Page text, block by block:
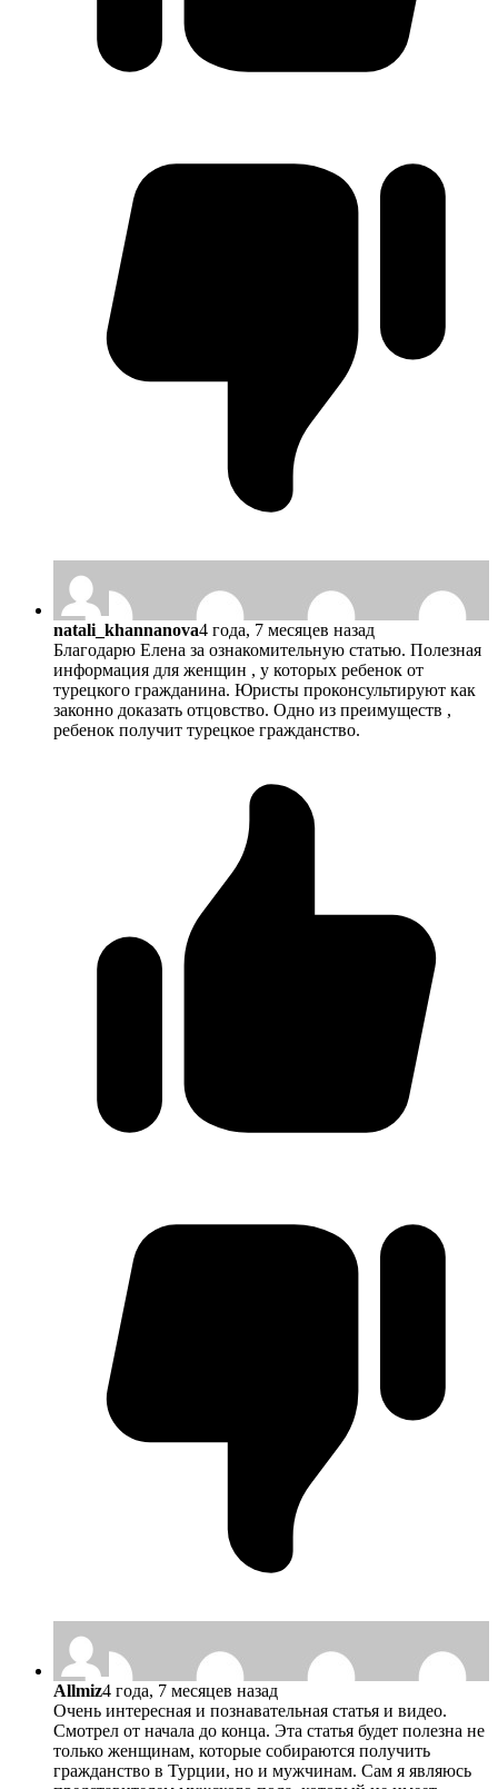
natali_khannanova4 года, 7 месяцев назад
Благодарю Елена за ознакомительную статью. Полезная
информация для женщин , у которых ребенок от
турецкого гражданина. Юристы проконсультируют как
законно доказать отцовство. Одно из преимуществ ,
ребенок получит турецкое гражданство.
Allmiz4 года, 7 месяцев назад
Очень интересная и познавательная статья и видео.
Смотрел от начала до конца. Эта статья будет полезна не
только женщинам, которые собираются получить
гражданство в Турции, но и мужчинам. Сам я являюсь